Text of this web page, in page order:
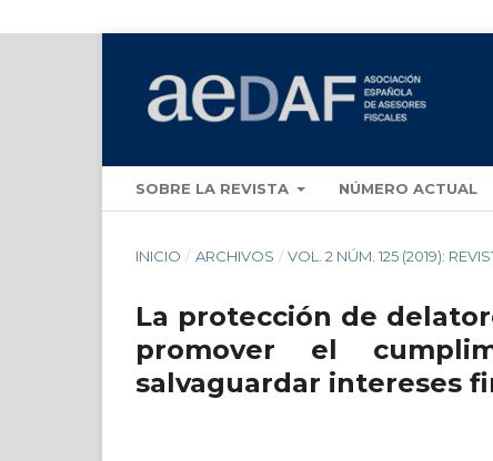
SOBRE LA REVISTA NÚMERO ACTUAL
INICIO / ARCHIVOS / VOL. 2 NÚM. 125 (2019):
La protección de
promover el
salvaguardar intereses